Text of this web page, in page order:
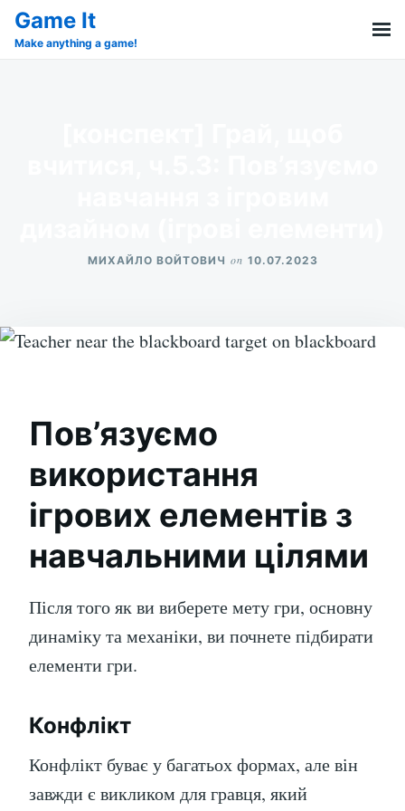
SkipSearch
for:
Game It
Make anything a game!
МИХАЙЛО ВОЙТОВИЧ on 10.07.2023
Пов’язуємо
використання
ігрових елементів з
навчальними цілями
Після того як ви виберете мету гри, основну
динаміку та механіки, ви почнете підбирати
елементи гри.
Конфлікт
Конфлікт буває у багатьох формах, але він
завжди є викликом для гравця, який